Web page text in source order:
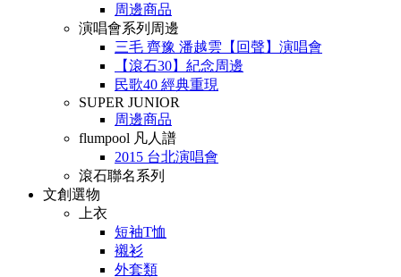
周邊商品
演唱會系列周邊
三毛 齊豫 潘越雲【回聲】演唱會
【滾石30】紀念周邊
民歌40 經典重現
SUPER JUNIOR
周邊商品
flumpool 凡人譜
2015 台北演唱會
滾石聯名系列
文創選物
上衣
短袖T恤
襯衫
外套類